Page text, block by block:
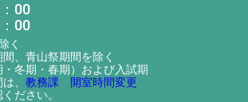
00
00
く
、青山祭期間を除く
冬期・春期）および入試期
、 教務課 開室時間変更
ださい。